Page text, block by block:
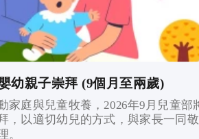
幼親子崇拜 (9個月至兩歲)
家庭與兒童牧養，2026年9月兒童部
，以適切幼兒的方式，與家長一同敬
。